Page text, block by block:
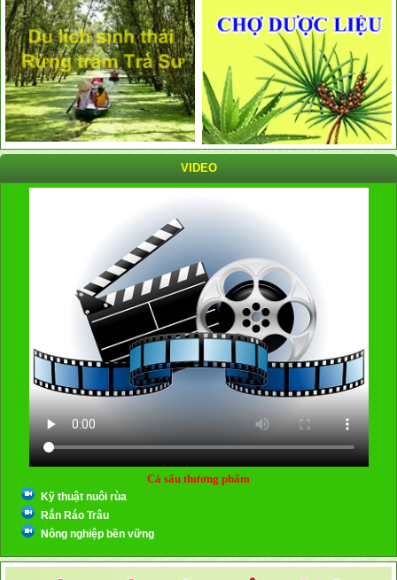
VIDEO
Cá sấu thương phẩm
Kỹ thuật nuôi rùa
Rắn Ráo Trâu
Nông nghiệp bền vững